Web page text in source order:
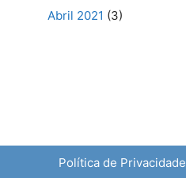
Abril 2021 (3)
Política de Privacidade